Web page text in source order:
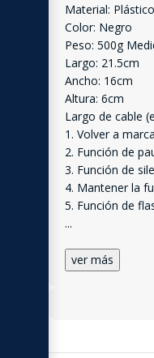
Material: Plástico
Color: Negro
Peso: 500g
Largo: 21.5cm
Ancho: 16cm
Altura: 6cm
Largo de cable
1. Volver a
2. Función de
3. Función de
4. Mantener la
5. Función de
...
ver más